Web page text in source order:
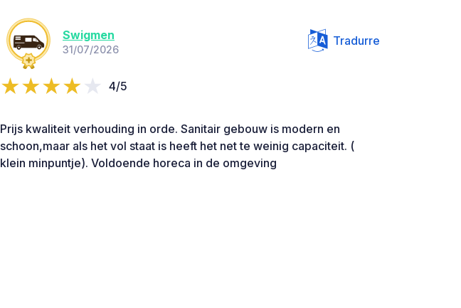
Swigmen
31/07/2026
Tradurre
4/5
Prijs kwaliteit verhouding in orde. Sanitair gebouw is modern en
schoon,maar als het vol staat is heeft het net te weinig capaciteit. (
klein minpuntje). Voldoende horeca in de omgeving